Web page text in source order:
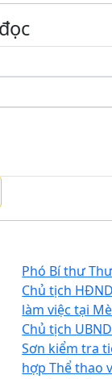
Phó Bí thư
Chủ tịch
làm việc tại
Chủ tịch
Sơn kiểm tra
hợp Thể thao